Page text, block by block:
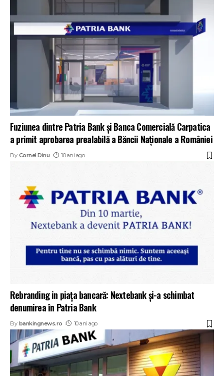
Fuziunea dintre Patria Bank și Banca Comercială Carpatica
a primit aprobarea prealabilă a Băncii Naționale a României
By Cornel Dinu 10 ani ago
Rebranding in piaţa bancară: Nextebank şi-a schimbat
denumirea în Patria Bank
By bankingnews.ro 10 ani ago